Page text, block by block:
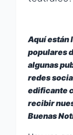
Aquí están
populares
algunas
redes
edificante
recibir
Buenas